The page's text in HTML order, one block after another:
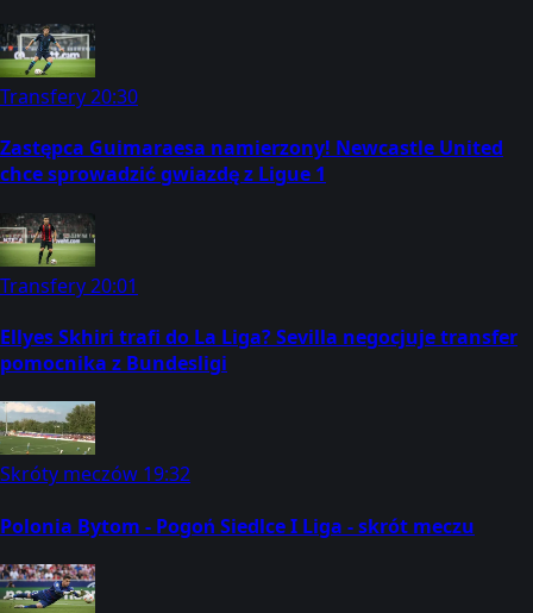
Transfery20:30
Zastępca Guimaraesa namierzony! Newcastle United
chce sprowadzić gwiazdę z Ligue 1
Transfery20:01
Ellyes Skhiri trafi do La Liga? Sevilla negocjuje transfer
pomocnika z Bundesligi
Skróty meczów 19:32
Polonia Bytom - Pogoń Siedlce I Liga - skrót meczu